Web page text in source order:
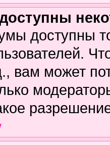
доступны
вам может